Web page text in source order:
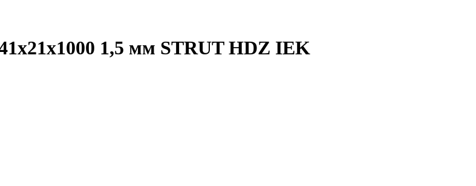
1,5 мм STRUT HDZ IEK